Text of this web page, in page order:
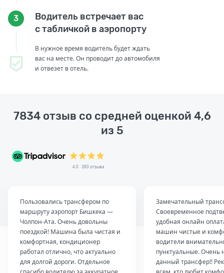
3
Водитель встречает вас
с табличкой в аэропорту
В нужное время водитель будет ждать
вас на месте. Он проводит до автомобиля
и отвезет в отель.
7834 отзыв со средней оценкой 4,6
из 5
4.0 · 380 отзыва
Пользовались трансфером по
маршруту аэропорт Бишкека —
Чолпон-Ата. Очень довольны
поездкой! Машина была чистая и
комфортная, кондиционер
работал отлично, что актуально
для долгой дороги. Отдельное
Замечательный
Своевременное
удобная онлайн
машин чистые и
водители
пунктуальные. Очень
данный трансфер!!